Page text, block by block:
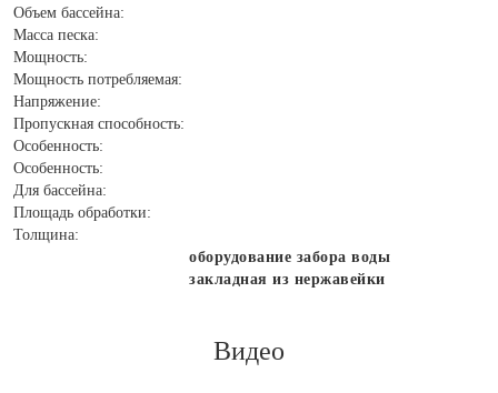
Объем бассейна:
Масса песка:
Мощность:
Мощность потребляемая:
Напряжение:
Пропускная способность:
Особенность:
Особенность:
Для бассейна:
Площадь обработки:
Толщина:
оборудование забора воды
закладная из нержавейки
Видео